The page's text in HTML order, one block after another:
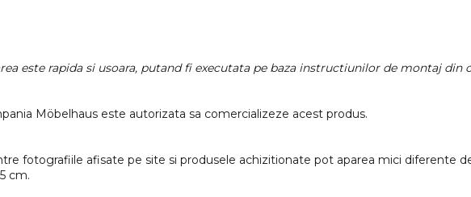
este rapida si usoara, putand fi executata pe baza instructiunilor de montaj din
Möbelhaus este autorizata sa comercializeze acest produs.
fotografiile afisate pe site si produsele achizitionate pot aparea mici diferente
cm.